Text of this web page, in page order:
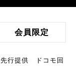
会員限定
先行提供 ドコモ回